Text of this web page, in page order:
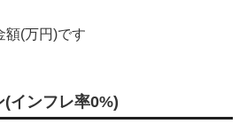
額(万円)です
(インフレ率0%)